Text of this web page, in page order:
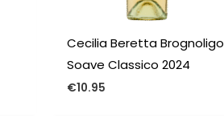
Cecilia Beretta Brognoligo
Soave Classico 2024
€10.95